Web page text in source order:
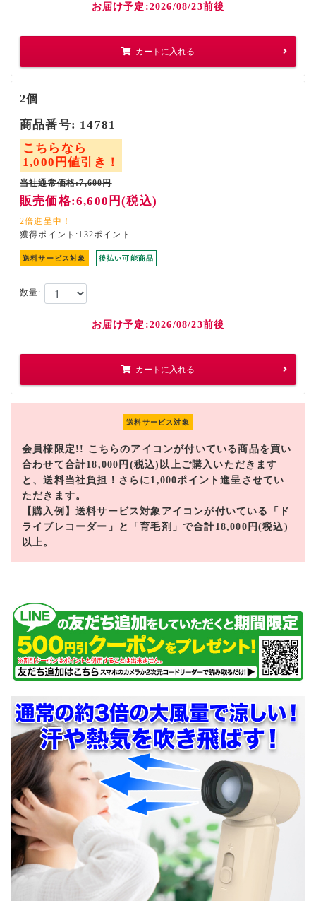
お届け予定:2026/08/23前後
カートに入れる
2個
商品番号: 14781
こちらなら
1,000円値引き！
当社通常価格:7,600円
販売価格:6,600円(税込)
獲得ポイント:132ポイント
送料サービス対象 後払い可能商品
数量:
お届け予定:2026/08/23前後
カートに入れる
送料サービス対象
会員様限定!! こちらのアイコンが付いている商品を買い
合わせて合計18,000円(税込)以上ご購入いただきます
と、送料当社負担！さらに1,000ポイント進呈させてい
ただきます。
【購入例】送料サービス対象アイコンが付いている「ド
ライブレコーダー」と「育毛剤」で合計18,000円(税込)
以上。